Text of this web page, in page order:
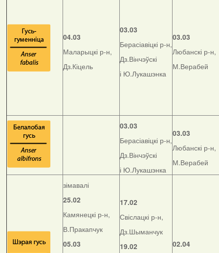
04.03
Маларыцкі р-н,
Дз.Кіцель
03.03
Берасіавіцкі р-н,
Дз.Вінчэўскі
і Ю.Лукашэнка
03.03
Любанскі р-н,
М.Верабей
03.03
Берасіавіцкі р-н,
Дз.Вінчэўскі
і Ю.Лукашэнка
03.03
Любанскі р-н,
М.Верабей
зімавалі
25.02
Камянецкі р-н,
В.Пракапчук
05.03
17.02
Свіслацкі р-н,
Дз.Шыманчук
19.02
02.04